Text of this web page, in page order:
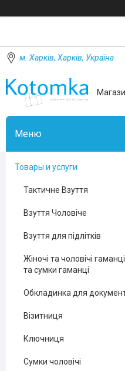
м. Харків, Харків, Україна
Товары и услуги
Тактичне Взуття
Взуття Чоловіче
Взуття для підлітків
Жіночі та чоловічі
та сумки гаманці
Обкладинка для
Візитниця
Ключниця
Сумки чоловічі